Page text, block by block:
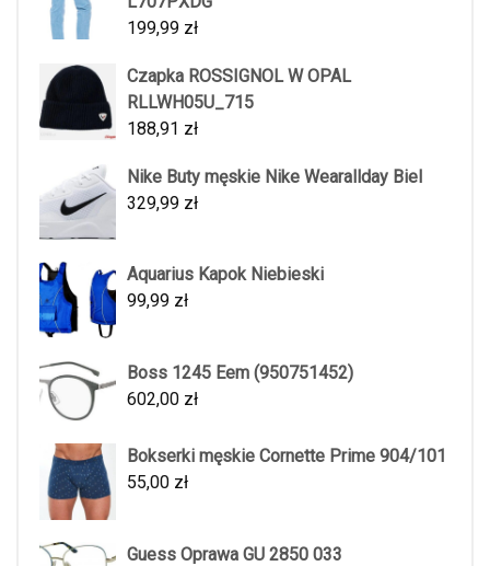
199,99 zł
Czapka ROSSIGNOL W OPAL
RLLWH05U_715
188,91 zł
Nike Buty męskie Nike Wearallday Biel
329,99 zł
Aquarius Kapok Niebieski
99,99 zł
Boss 1245 Eem (950751452)
602,00 zł
Bokserki męskie Cornette Prime 904/101
55,00 zł
Guess Oprawa GU 2850 033